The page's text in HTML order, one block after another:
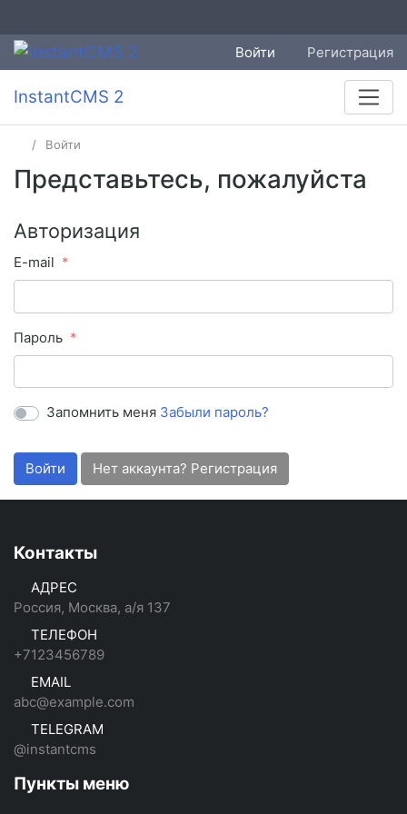
Войти Регистрация
InstantCMS 2
Войти
Представьтесь, пожалуйста
Авторизация
E-mail
Пароль
Запомнить меня Забыли пароль?
Войти Нет аккаунта? Регистрация
Контакты
АДРЕС
Россия, Москва, а/я 137
ТЕЛЕФОН
+7123456789
EMAIL
abc@example.com
TELEGRAM
@instantcms
Пункты меню